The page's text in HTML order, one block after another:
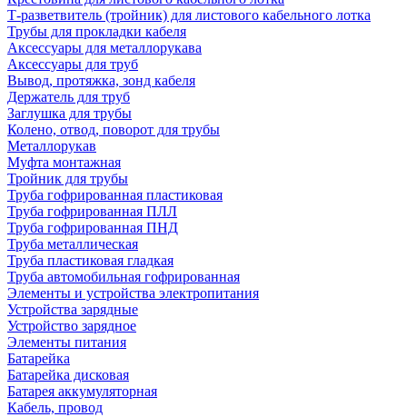
Т-разветвитель (тройник) для листового кабельного лотка
Трубы для прокладки кабеля
Аксессуары для металлорукава
Аксессуары для труб
Вывод, протяжка, зонд кабеля
Держатель для труб
Заглушка для трубы
Колено, отвод, поворот для трубы
Металлорукав
Муфта монтажная
Тройник для трубы
Труба гофрированная пластиковая
Труба гофрированная ПЛЛ
Труба гофрированная ПНД
Труба металлическая
Труба пластиковая гладкая
Труба автомобильная гофрированная
Элементы и устройства электропитания
Устройства зарядные
Устройство зарядное
Элементы питания
Батарейка
Батарейка дисковая
Батарея аккумуляторная
Кабель, провод